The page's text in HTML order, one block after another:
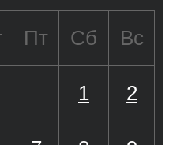
Пт Сб Вс
1 2